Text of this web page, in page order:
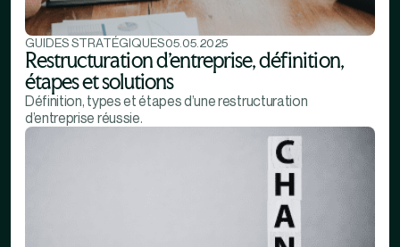
GUIDES STRATÉGIQUES05.05.2025
Restructuration d’entreprise, définition,
étapes et solutions
Définition, types et étapes d’une restructuration
d’entreprise réussie.